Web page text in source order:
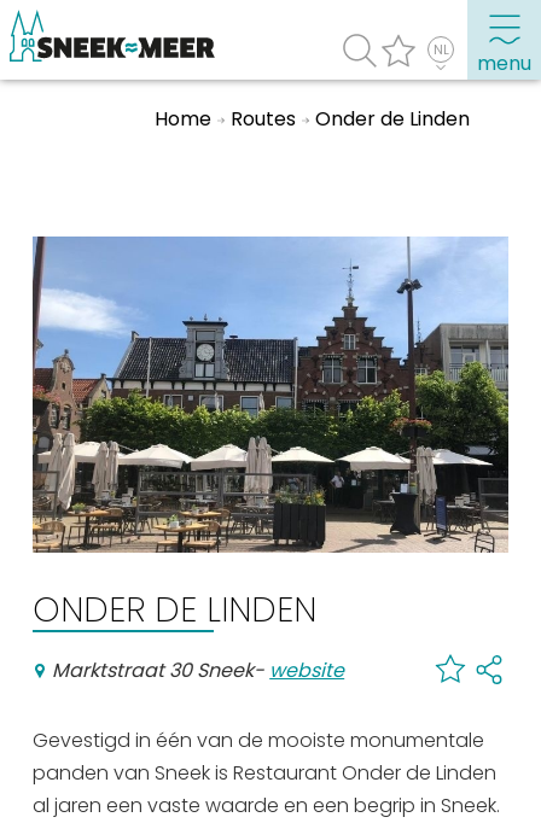
menu
Praktische informatie
Toeristische informatie
Bezienswaardigheden
Winkelen, uitgaan en doen
Eten, drinken & uitgaan
Watersport
Overnachten
Winkelen
En meer
Arrangementen
De Friese meren
Other languages
Home Routes Onder de Linden
ONDER DE LINDEN
Marktstraat 30 Sneek- website
Gevestigd in één van de mooiste monumentale
panden van Sneek is Restaurant Onder de Linden
al jaren een vaste waarde en een begrip in Sneek.